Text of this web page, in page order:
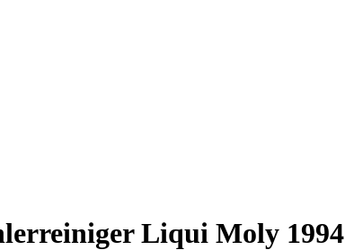
Liqui Moly 1994